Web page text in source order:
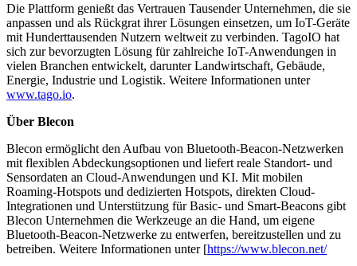
Die Plattform genießt das Vertrauen Tausender Unternehmen, die sie
anpassen und als Rückgrat ihrer Lösungen einsetzen, um IoT-Geräte
mit Hunderttausenden Nutzern weltweit zu verbinden. TagoIO hat
sich zur bevorzugten Lösung für zahlreiche IoT-Anwendungen in
vielen Branchen entwickelt, darunter Landwirtschaft, Gebäude,
Energie, Industrie und Logistik. Weitere Informationen unter
www.tago.io.
Über Blecon
Blecon ermöglicht den Aufbau von Bluetooth-Beacon-Netzwerken
mit flexiblen Abdeckungsoptionen und liefert reale Standort- und
Sensordaten an Cloud-Anwendungen und KI. Mit mobilen
Roaming-Hotspots und dedizierten Hotspots, direkten Cloud-
Integrationen und Unterstützung für Basic- und Smart-Beacons gibt
Blecon Unternehmen die Werkzeuge an die Hand, um eigene
Bluetooth-Beacon-Netzwerke zu entwerfen, bereitzustellen und zu
betreiben. Weitere Informationen unter [https://www.blecon.net/